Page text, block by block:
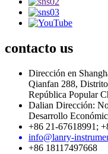
contacto us
Dirección en
Qianfan 288,
República Popular
Dalian Dirección:
Desarrollo
+86 21-67618991;
info@lanry-
+86 18117497668